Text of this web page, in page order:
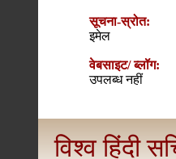
सूचना-स्रोत:
इमेल
वेबसाइट/ ब्लॉग:
उपलब्ध नहीं
विश्व हिंदी